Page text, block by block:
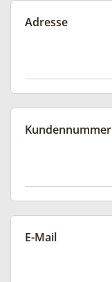
Adresse
Kundennummer
E-Mail